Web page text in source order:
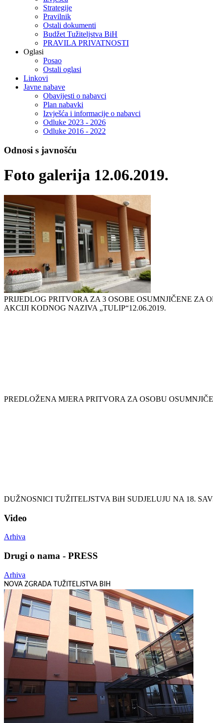
Strategije
Pravilnik
Ostali dokumenti
Budžet Tužiteljstva BiH
PRAVILA PRIVATNOSTI
Oglasi
Posao
Ostali oglasi
Linkovi
Javne nabave
Obavijesti o nabavci
Plan nabavki
Izvješća i informacije o nabavci
Odluke 2023 - 2026
Odluke 2016 - 2022
Odnosi s javnošću
Foto galerija 12.06.2019.
PRIJEDLOG PRITVORA ZA 3 OSOBE OSUMNJIČENE
AKCIJI KODNOG NAZIVA „TULIP“12.06.2019.
PREDLOŽENA MJERA PRITVORA ZA OSOBU
DUŽNOSNICI TUŽITELJSTVA BiH SUDJELUJU NA 18.
Video
Arhiva
Drugi o nama - PRESS
Arhiva
NOVA ZGRADA TUŽITELJSTVA BIH